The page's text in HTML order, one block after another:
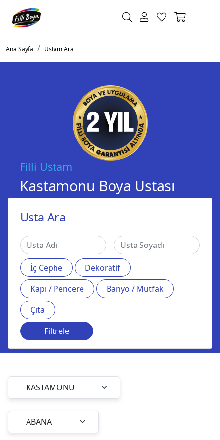
Ana Sayfa Ustam Ara
Filli Ustam
Kastamonu Boya Ustası
Usta Ara
İç Cephe
Dekoratif
Kapı / Pencere
Banyo / Mutfak
Çıta
Filtrele